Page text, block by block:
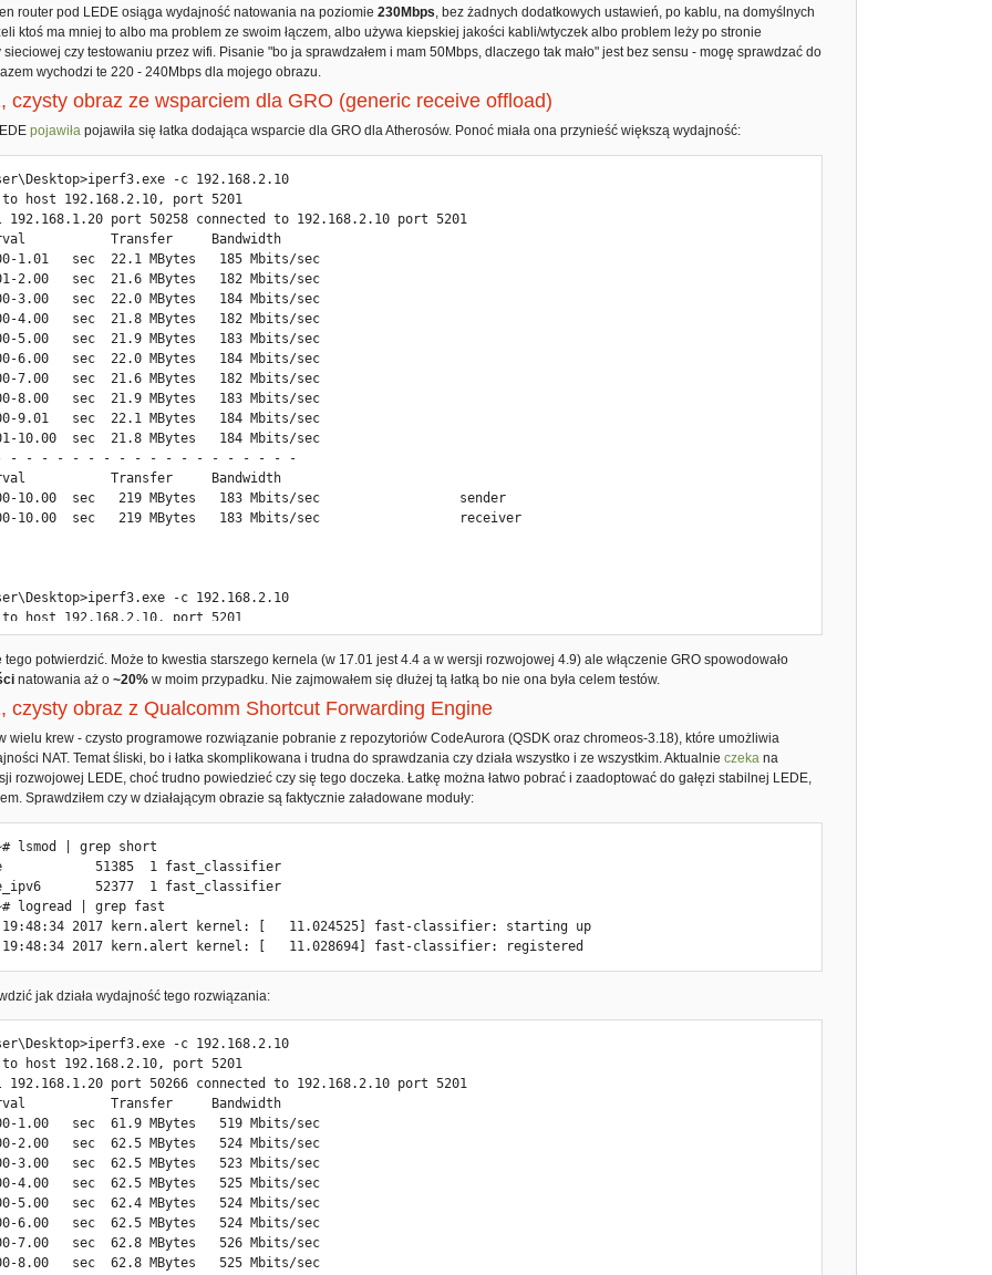
Transfer     Bandwidth
sec  28.5 MBytes   239 Mbits/sec
sec  28.2 MBytes   237 Mbits/sec
3.00   sec  28.4 MBytes   238 Mbits/sec
4.00   sec  28.4 MBytes   238 Mbits/sec
sec  28.4 MBytes   238 Mbits/sec
sec  28.4 MBytes   238 Mbits/sec
8.00   sec  28.4 MBytes   238 Mbits/sec
9.00   sec  28.1 MBytes   235 Mbits/sec
sec  28.1 MBytes   237 Mbits/sec
- - - - - - - - - - - - - - - - - - -
Transfer     Bandwidth
10.00  sec   283 MBytes   238 Mbits/sec                  sender
10.00  sec   283 MBytes   238 Mbits/sec                  receiver
-c 192.168.2.10
to host 192.168.2.10, port 5201
port 50253 connected to 192.168.2.10 port 5201
Transfer     Bandwidth
sec  28.4 MBytes   238 Mbits/sec
sec  28.4 MBytes   238 Mbits/sec
sec  28.4 MBytes   238 Mbits/sec
sec  28.4 MBytes   238 Mbits/sec
sec  28.4 MBytes   238 Mbits/sec
6.00   sec  28.4 MBytes   238 Mbits/sec
7.00   sec  28.5 MBytes   240 Mbits/sec
8.00   sec  27.8 MBytes   232 Mbits/sec
9.00   sec  27.2 MBytes   229 Mbits/sec
Transfer     Bandwidth
10.00  sec   281 MBytes   236 Mbits/sec                  sender
10.00  sec   281 MBytes   236 Mbits/sec                  receiver
ten router pod LEDE osiąga wydajność natowania na poziomie 230Mbps, bez żadnych dodatkowych ustawień, po kablu, na domyślnych
ktoś ma mniej to albo ma problem ze swoim łączem, albo używa kiepskiej jakości kabli/wtyczek albo problem leży po stronie
czy testowaniu przez wifi. Pisanie "bo ja sprawdzałem i mam 50Mbps, dlaczego tak mało" jest bez sensu - mogę sprawdzać do
wychodzi te 220 - 240Mbps dla mojego obrazu.
czysty obraz ze wsparciem dla GRO (generic receive offload)
pojawiła pojawiła się łatka dodająca wsparcie dla GRO dla Atherosów. Ponoć miała ona przynieść większą wydajność:
-c 192.168.2.10
to host 192.168.2.10, port 5201
port 50258 connected to 192.168.2.10 port 5201
Transfer     Bandwidth
1.01   sec  22.1 MBytes   185 Mbits/sec
2.00   sec  21.6 MBytes   182 Mbits/sec
3.00   sec  22.0 MBytes   184 Mbits/sec
4.00   sec  21.8 MBytes   182 Mbits/sec
5.00   sec  21.9 MBytes   183 Mbits/sec
6.00   sec  22.0 MBytes   184 Mbits/sec
7.00   sec  21.6 MBytes   182 Mbits/sec
8.00   sec  21.9 MBytes   183 Mbits/sec
9.01   sec  22.1 MBytes   184 Mbits/sec
10.00  sec  21.8 MBytes   184 Mbits/sec
- - - - - - - - - - - - - - - - - - -
Transfer     Bandwidth
10.00  sec   219 MBytes   183 Mbits/sec                  sender
10.00  sec   219 MBytes   183 Mbits/sec                  receiver
-c 192.168.2.10
to host 192.168.2.10, port 5201
port 50260 connected to 192.168.2.10 port 5201
Transfer     Bandwidth
sec  22.2 MBytes   185 Mbits/sec
2.00   sec  21.6 MBytes   183 Mbits/sec
sec  21.9 MBytes   183 Mbits/sec
sec  22.1 MBytes   185 Mbits/sec
sec  21.8 MBytes   182 Mbits/sec
sec  22.0 MBytes   185 Mbits/sec
sec  21.9 MBytes   184 Mbits/sec
9.00   sec  22.0 MBytes   184 Mbits/sec
10.01  sec  21.9 MBytes   183 Mbits/sec
- - - - - - - - - - - - - - - - - - -
Transfer     Bandwidth
10.01  sec   219 MBytes   184 Mbits/sec                  sender
10.01  sec   219 MBytes   184 Mbits/sec                  receiver
-c 192.168.2.10
to host 192.168.2.10, port 5201
port 50262 connected to 192.168.2.10 port 5201
Transfer     Bandwidth
sec  22.1 MBytes   186 Mbits/sec
sec  21.8 MBytes   182 Mbits/sec
sec  21.6 MBytes   181 Mbits/sec
sec  21.8 MBytes   182 Mbits/sec
sec  21.6 MBytes   181 Mbits/sec
sec  21.6 MBytes   182 Mbits/sec
sec  21.8 MBytes   182 Mbits/sec
sec  21.8 MBytes   182 Mbits/sec
sec  21.6 MBytes   182 Mbits/sec
tego potwierdzić. Może to kwestia starszego kernela (w 17.01 jest 4.4 a w wersji rozwojowej 4.9) ale włączenie GRO spowodowało
natowania aż o ~20% w moim przypadku. Nie zajmowałem się dłużej tą łatką bo nie ona była celem testów.
czysty obraz z Qualcomm Shortcut Forwarding Engine
wielu krew - czysto programowe rozwiązanie pobranie z repozytoriów CodeAurora (QSDK oraz chromeos-3.18), które umożliwia
NAT. Temat śliski, bo i łatka skomplikowana i trudna do sprawdzania czy działa wszystko i ze wszystkim. Aktualnie czeka na
rozwojowej LEDE, choć trudno powiedzieć czy się tego doczeka. Łatkę można łatwo pobrać i zaadoptować do gałęzi stabilnej LEDE,
Sprawdziłem czy w działającym obrazie są faktycznie załadowane moduły:
lsmod | grep short
51385  1 fast_classifier
52377  1 fast_classifier
logread | grep fast
19:48:34 2017 kern.alert kernel: [   11.024525] fast-classifier: starting up
19:48:34 2017 kern.alert kernel: [   11.028694] fast-classifier: registered
jak działa wydajność tego rozwiązania:
-c 192.168.2.10
to host 192.168.2.10, port 5201
port 50266 connected to 192.168.2.10 port 5201
Transfer     Bandwidth
1.00   sec  61.9 MBytes   519 Mbits/sec
2.00   sec  62.5 MBytes   524 Mbits/sec
3.00   sec  62.5 MBytes   523 Mbits/sec
4.00   sec  62.5 MBytes   525 Mbits/sec
5.00   sec  62.4 MBytes   524 Mbits/sec
6.00   sec  62.5 MBytes   524 Mbits/sec
7.00   sec  62.8 MBytes   526 Mbits/sec
8.00   sec  62.8 MBytes   525 Mbits/sec